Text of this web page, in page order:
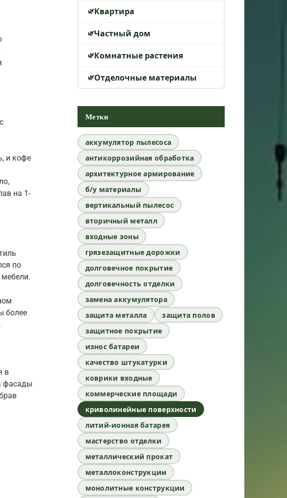
и кофе
на 1-
по
более
в
фасады
Квартира
Частный дом
Комнатные растения
Отделочные материалы
Метки
аккумулятор пылесоса
антикоррозийная обработка
архитектурное армирование
б/у материалы
вертикальный пылесос
вторичный металл
входные зоны
грязезащитные дорожки
долговечное покрытие
долговечность отделки
замена аккумулятора
защита металла
защита полов
защитное покрытие
износ батареи
качество штукатурки
коврики входные
коммерческие площади
криволинейные поверхности
литий-ионная батарея
мастерство отделки
металлический прокат
металлоконструкции
монолитные конструкции